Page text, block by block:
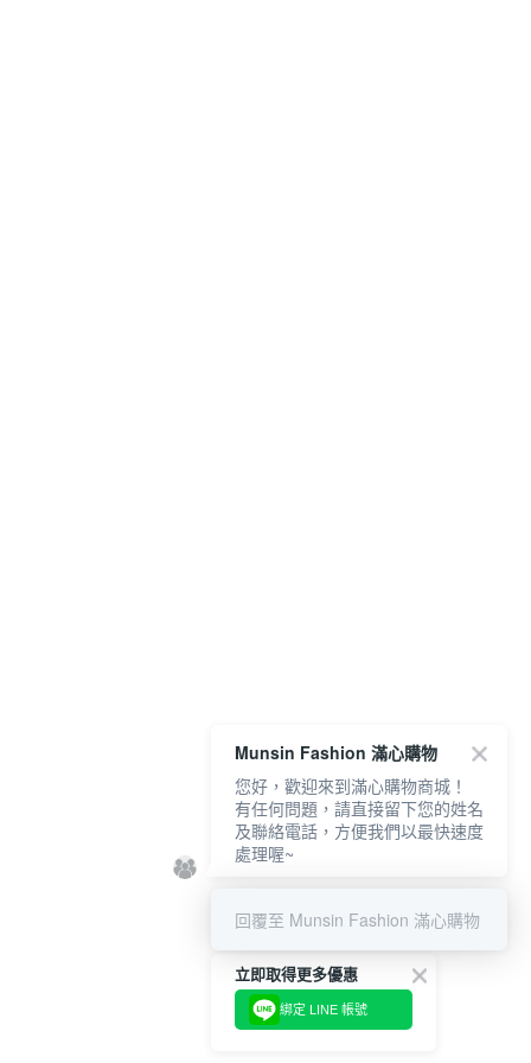
立即取得更多優惠
綁定 LINE 帳號
Munsin Fashion 滿心購物
您好，歡迎來到滿心購物商城！
有任何問題，請直接留下您的姓名
及聯絡電話，方便我們以最快速度
處理喔~
回覆至 Munsin Fashion 滿心購物